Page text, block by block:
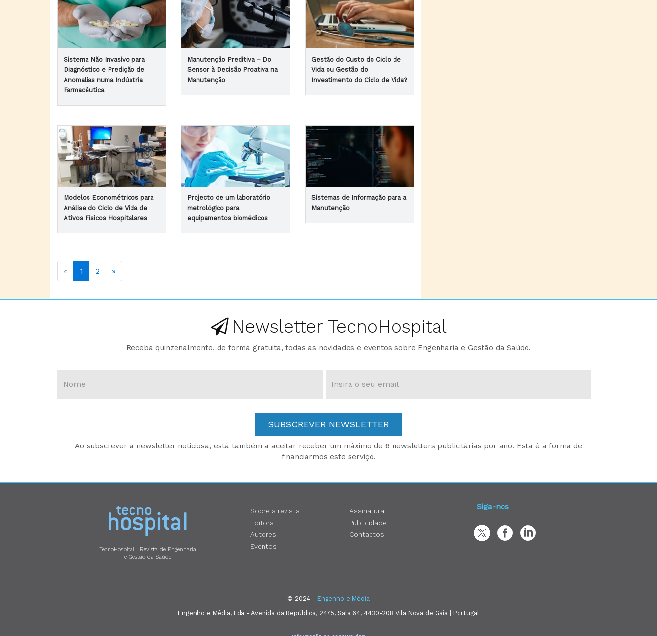
Sistema Não Invasivo para
Diagnóstico e Predição de
Anomalias numa Indústria
Farmacêutica
Manutenção Preditiva – Do
Sensor à Decisão Proativa na
Manutenção
Gestão do Custo do Ciclo de
Vida ou Gestão do
Investimento do Ciclo de Vida?
Modelos Econométricos para
Análise do Ciclo de Vida de
Ativos Físicos Hospitalares
Projecto de um laboratório
metrológico para
equipamentos biomédicos
Sistemas de Informação para a
Manutenção
« 1 2 »
Newsletter TecnoHospital
Receba quinzenalmente, de forma gratuita, todas as novidades e eventos sobre Engenharia e Gestão da Saúde.
SUBSCREVER NEWSLETTER
Ao subscrever a newsletter noticiosa, está também a aceitar receber um máximo de 6 newsletters publicitárias por ano. Esta é a forma de
financiarmos este serviço.
TecnoHospital | Revista de Engenharia
e Gestão da Saúde
Sobre a revista
Editora
Autores
Eventos
Assinatura
Publicidade
Contactos
Siga-nos
© 2024 - Engenho e Média
Engenho e Média, Lda - Avenida da República, 2475, Sala 64, 4430-208 Vila Nova de Gaia | Portugal